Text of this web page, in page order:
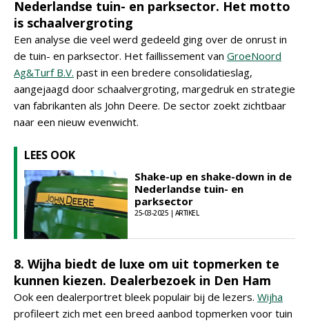
Nederlandse tuin- en parksector. Het motto
is schaalvergroting
Een analyse die veel werd gedeeld ging over de onrust in
de tuin- en parksector. Het faillissement van GroeNoord
Ag&Turf B.V. past in een bredere consolidatieslag,
aangejaagd door schaalvergroting, margedruk en strategie
van fabrikanten als John Deere. De sector zoekt zichtbaar
naar een nieuw evenwicht.
LEES OOK
Shake-up en shake-down in de
Nederlandse tuin- en
parksector
25-03-2025 | ARTIKEL
8. Wijha biedt de luxe om uit topmerken te
kunnen kiezen. Dealerbezoek in Den Ham
Ook een dealerportret bleek populair bij de lezers. Wijha
profileert zich met een breed aanbod topmerken voor tuin